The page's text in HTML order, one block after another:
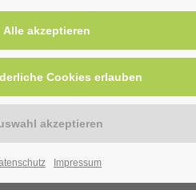
und Hits
Impressum